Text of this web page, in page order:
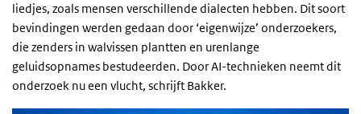
liedjes, zoals mensen verschillende dialecten hebben. Dit soort
bevindingen werden gedaan door ‘eigenwijze’ onderzoekers,
die zenders in walvissen plantten en urenlange
geluidsopnames bestudeerden. Door AI-technieken neemt dit
onderzoek nu een vlucht, schrijft Bakker.